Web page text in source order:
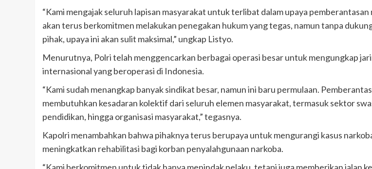
“Kami mengajak seluruh lapisan masyarakat untuk terlibat dalam upaya pemberantasan
akan terus berkomitmen melakukan penegakan hukum yang tegas, namun tanpa
pihak, upaya ini akan sulit maksimal,” ungkap Listyo.
Menurutnya, Polri telah menggencarkan berbagai operasi besar untuk mengungkap
internasional yang beroperasi di Indonesia.
“Kami sudah menangkap banyak sindikat besar, namun ini baru permulaan.
membutuhkan kesadaran kolektif dari seluruh elemen masyarakat, termasuk sektor
pendidikan, hingga organisasi masyarakat,” tegasnya.
Kapolri menambahkan bahwa pihaknya terus berupaya untuk mengurangi kasus
meningkatkan rehabilitasi bagi korban penyalahgunaan narkoba.